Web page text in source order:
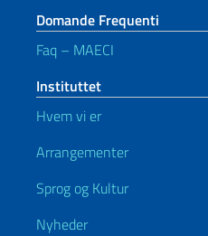
Domande Frequenti
Faq – MAECI
Instituttet
Hvem vi er
Arrangementer
Sprog og Kultur
Nyheder